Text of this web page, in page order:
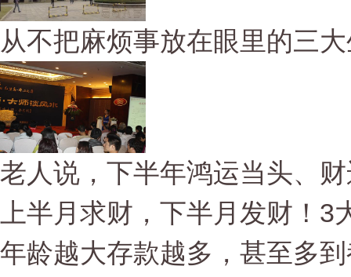
从不把麻烦事放在眼里的三
老人说，下半年鸿运当头、
上半月求财，下半月发财！3
年龄越大存款越多，甚至多